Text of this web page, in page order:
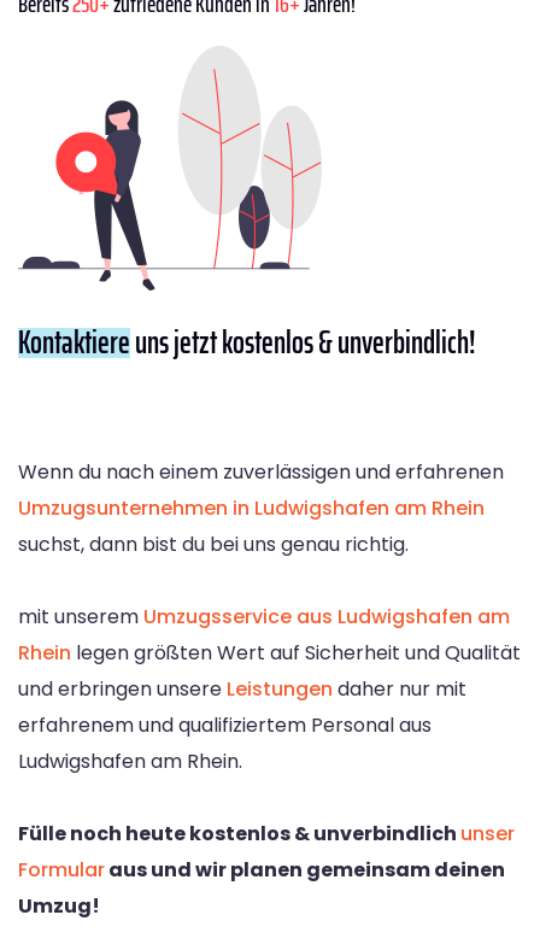
Kontaktiereuns jetzt kostenlos & unverbindlich!
Wenn du nach einem zuverlässigen und erfahrenen
Umzugsunternehmen in Ludwigshafen am Rhein
suchst, dann bist du bei uns genau richtig.
mit unserem Umzugsservice aus Ludwigshafen am
Rhein legen größten Wert auf Sicherheit und Qualität
und erbringen unsere Leistungen daher nur mit
erfahrenem und qualifiziertem Personal aus
Ludwigshafen am Rhein.
Fülle noch heute kostenlos & unverbindlich unser
Formularaus und wir planen gemeinsam deinen
Umzug!